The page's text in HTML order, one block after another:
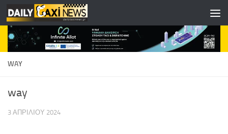
Skip to content
WAY
way
3 ΑΠΡΙΛΊΟΥ 2024